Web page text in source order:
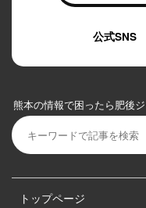
公式SNS
熊本の情報で困ったら肥後
トップページ